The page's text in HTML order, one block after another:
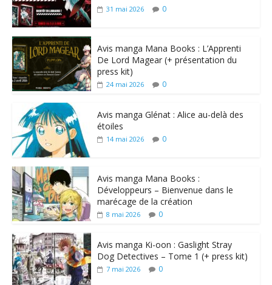
31 mai 2026 0
Avis manga Mana Books : L’Apprenti
De Lord Magear (+ présentation du
press kit)
24 mai 2026 0
Avis manga Glénat : Alice au-delà des
étoiles
14 mai 2026 0
Avis manga Mana Books :
Développeurs – Bienvenue dans le
marécage de la création
8 mai 2026 0
Avis manga Ki-oon : Gaslight Stray
Dog Detectives – Tome 1 (+ press kit)
7 mai 2026 0